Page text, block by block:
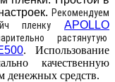
Рекомендуем
пленку APOLLO
растянутую
. Использование
качественную
денежных средств.